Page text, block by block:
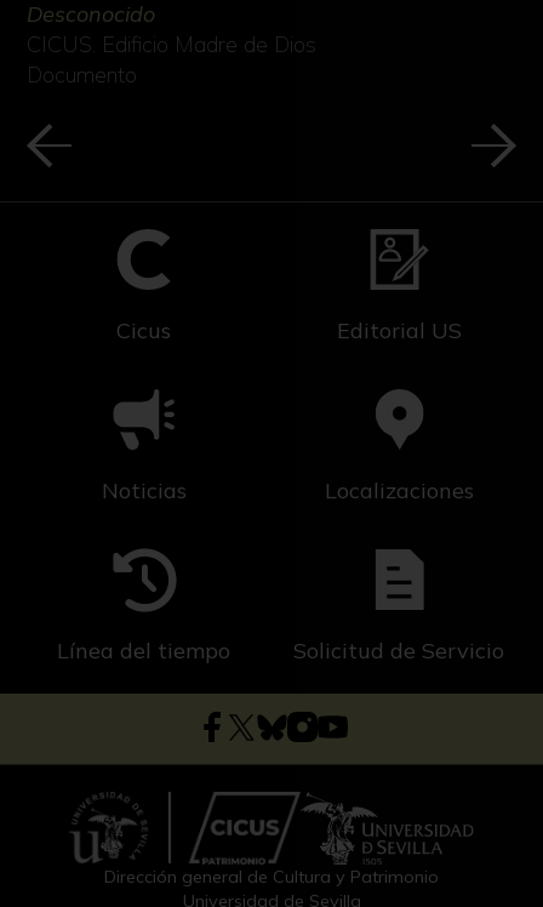
Desconocido
CICUS. Edificio Madre de Dios
Documento
Cicus Editorial US
Noticias Localizaciones
Línea del tiempo Solicitud de Servicio
Dirección general de Cultura y Patrimonio
Universidad de Sevilla